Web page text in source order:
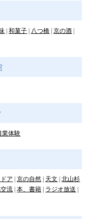
和菓子 八つ橋 京の酒
業体験
ア 京の自然 天文
北山杉
流 本、書籍
ラジオ放送